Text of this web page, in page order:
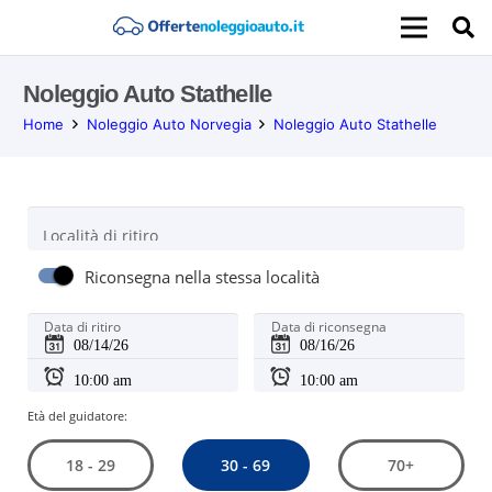
Noleggio Auto Stathelle
Home Noleggio Auto Norvegia Noleggio Auto Stathelle
Località di ritiro
Riconsegna nella stessa località
Data di ritiro Data di riconsegna
Età del guidatore:
18 - 29 30 - 69 70+